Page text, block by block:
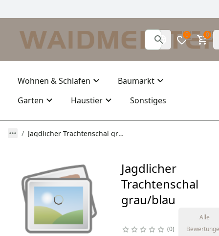
0 0
Wohnen & Schlafen
Baumarkt
Garten
Haustier Sonstiges
Jagdlicher Trachtenschal grau/blau
Jagdlicher
Trachtenschal
grau/blau
0
Alle